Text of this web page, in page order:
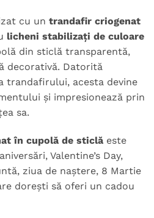
cu un trandafir criogenat
licheni stabilizați de culoare
din sticlă transparentă,
decorativă. Datorită
trandafirului, acesta devine
și impresionează prin
sa.
în cupolă de sticlă este
Valentine’s Day,
ziua de naștere, 8 Martie
dorești să oferi un cadou